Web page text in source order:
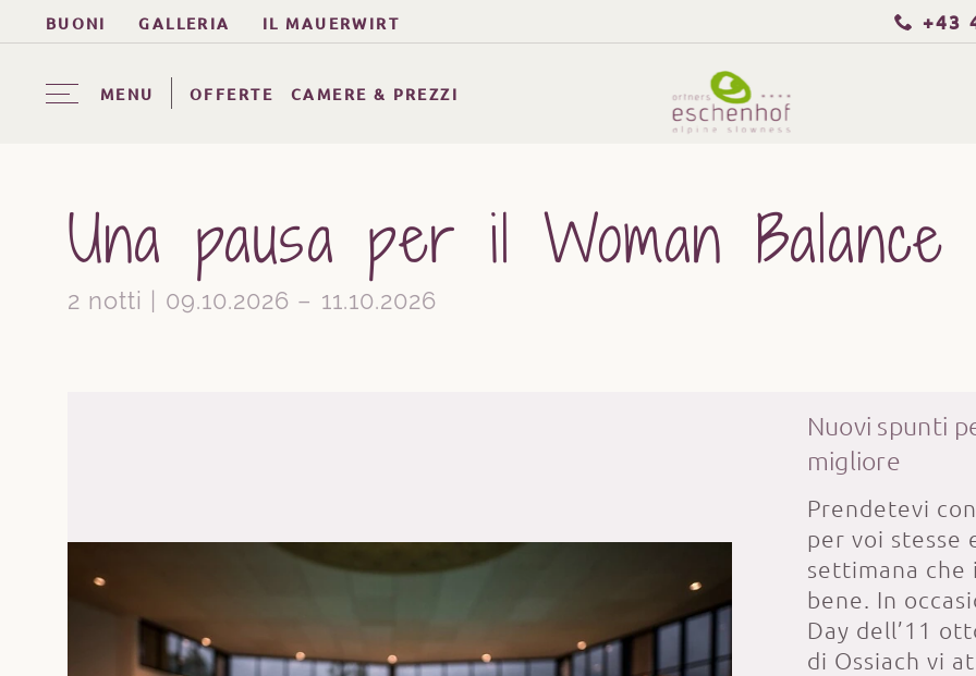
BUONI GALLERIA IL MAUERWIRT +43
MENU OFFERTE CAMERE & PREZZI
Una pausa per il Woman Balance
2 notti | 09.10.2026 – 11.10.2026
Nuovi spunti
migliore
Prendetevi
per voi stesse
settimana
bene. In
Day dell’11
di Ossiach vi